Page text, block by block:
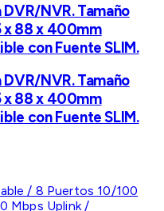
NVR. Tamaño
x 88 x 400mm
con Fuente SLIM.
NVR. Tamaño
x 88 x 400mm
con Fuente SLIM.